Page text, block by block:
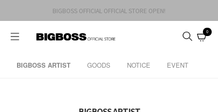
BIGBOSS OFFICIAL OFFICIAL STORE OPEN!
0
BIGBOSS ARTIST GOODS NOTICE EVENT